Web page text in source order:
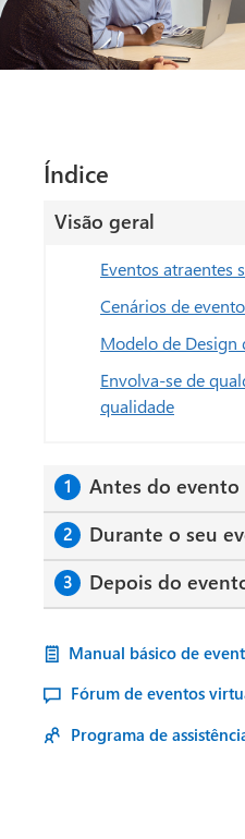
Índice
Visão geral
Eventos atraentes
Cenários de
Modelo de Design
Envolva-se de
qualidade
1 Antes do evento
2 Durante o seu
3 Depois do
Manual básico de
Fórum de eventos
Programa de